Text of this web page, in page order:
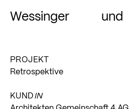
content
Wessinger und
PROJEKT
Retrospektive
KUND IN